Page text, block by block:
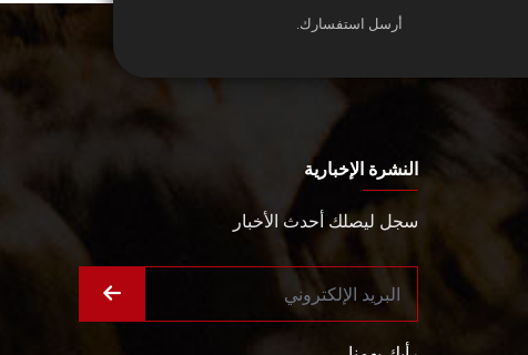
أرسل استفسارك.
النشرة الإخبارية
سجل ليصلك أحدث الأخبار